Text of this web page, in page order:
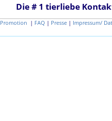
Die # 1 tierliebe
Promotion | FAQ | Presse | Impressum/